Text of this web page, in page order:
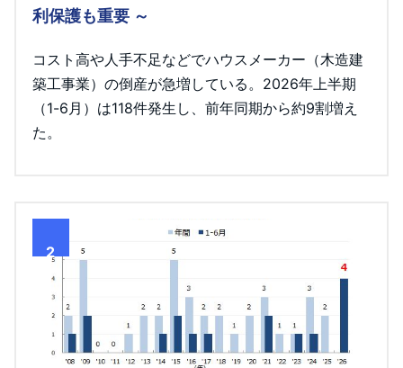
利保護も重要 ～
コスト高や人手不足などでハウスメーカー（木造建
築工事業）の倒産が急増している。2026年上半期
（1-6月）は118件発生し、前年同期から約9割増え
た。
2